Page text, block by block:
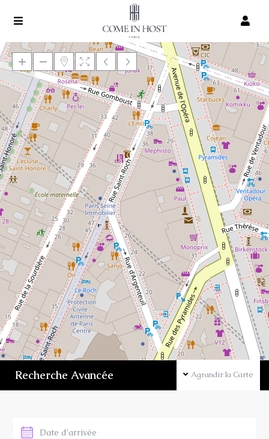
Chargement de la carte
Agrandir la Carte
Recherche Avancée